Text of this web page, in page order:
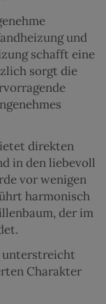
und
schafft eine
sorgt die
direkten
in den liebevoll
vor wenigen
harmonisch
der im
unterstreicht
Charakter